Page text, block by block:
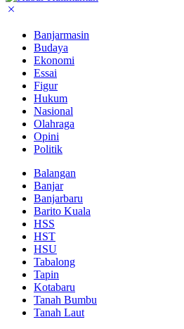
Banjarmasin
Budaya
Ekonomi
Essai
Figur
Hukum
Nasional
Olahraga
Opini
Politik
Balangan
Banjar
Banjarbaru
Barito Kuala
HSS
HST
HSU
Tabalong
Tapin
Kotabaru
Tanah Bumbu
Tanah Laut